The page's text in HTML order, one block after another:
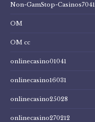
Non-GamStop-Casinos7041
OM
OM cc
onlinecasino01041
onlinecasino16031
onlinecasino25028
onlinecasino270212